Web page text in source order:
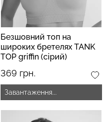
Безшовний топ на
широких бретелях TANK
TOP griffin (сірий)
369 грн.
Завантаження...
519 грн.